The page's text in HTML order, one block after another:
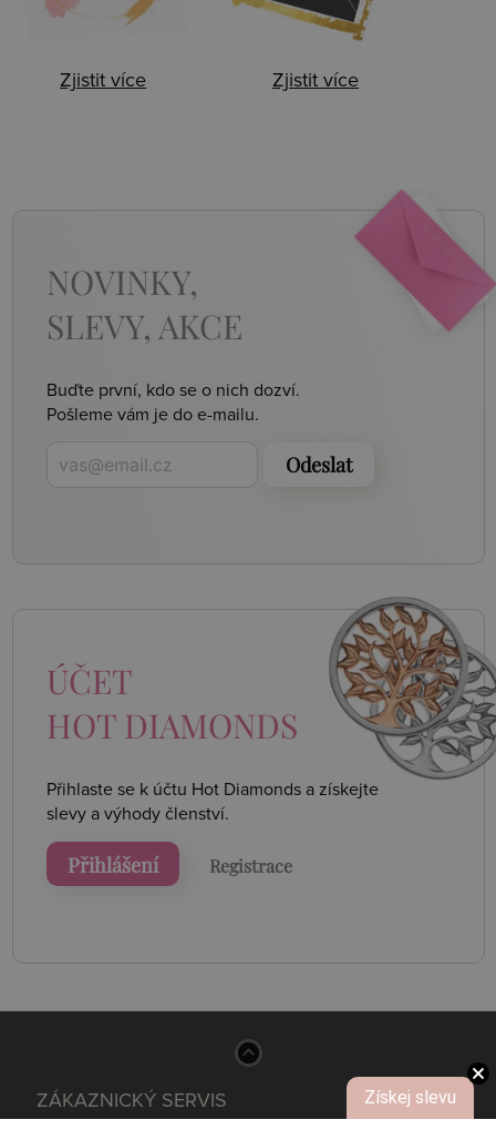
Zjistit více Zjistit více
NOVINKY,
SLEVY, AKCE
Buďte první, kdo se o nich dozví.
Pošleme vám je do e-mailu.
Odeslat
ÚČET
HOT DIAMONDS
Přihlaste se k účtu Hot Diamonds a získejte
slevy a výhody členství.
Přihlášení Registrace
ZÁKAZNICKÝ SERVIS Získej slevu